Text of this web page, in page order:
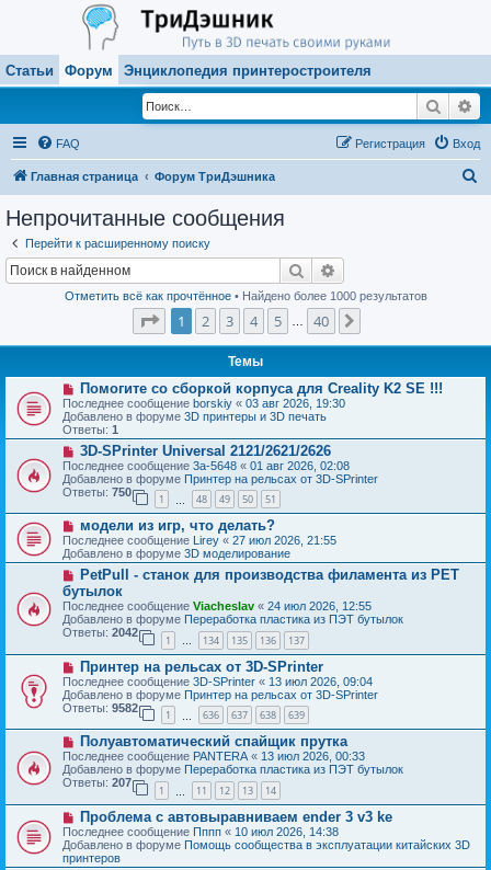
Статьи Форум Энциклопедия принтеростроителя
Поиск
FAQ Вход
Регистрация
Главная страница Форум ТриДэшника
Непрочитанные сообщения
Перейти к расширенному поиску
Поиск
Отметить всё как прочтённое• Найдено более 1000 результатов
Страница1 из
1 2 3 4 5 40
Темы
Н
о
в
о
е
с
о
о
б
е
н
и
е
Помогите со сборкой корпуса для Creality K2 SE !!!
Последнее сообщение borskiy « 03 авг 2026, 19:30
Добавлено в форуме 3D принтеры и 3D печать
Ответы: 1
Н
о
в
о
е
с
о
о
б
щ
е
н
и
е
3D-SPrinter Universal 2121/2621/2626
Последнее сообщение 3a-5648 « 01 авг 2026, 02:08
Добавлено в форуме Принтер на рельсах от 3D-SPrinter
Ответы: 750
1 48 49 50 51
Н
о
в
о
с
о
о
б
щ
е
и
е
модели из игр, что делать?
Последнее сообщение Lirey « 27 июл 2026, 21:55
Добавлено в форуме 3D моделирование
Н
в
о
е
с
о
б
щ
е
н
и
PetPull - cтанок для производства филамента из PET
бутылок
Последнее сообщение Viacheslav « 24 июл 2026, 12:55
Добавлено в форуме Переработка пластика из ПЭТ бутылок
Ответы: 2042
1 … 134 135 136 137
Н
о
в
о
е
с
о
б
щ
н
и
е
Принтер на рельсах от 3D-SPrinter
Последнее сообщение 3D-SPrinter « 13 июл 2026, 09:04
Добавлено в форуме Принтер на рельсах от 3D-SPrinter
Ответы: 9582
1 636 637 638 639
Н
о
в
о
с
о
б
щ
Полуавтоматический спайщик прутка
Последнее сообщение PANTERA« 13 июл 2026, 00:33
Добавлено в форуме Переработка пластика из ПЭТ бутылок
Ответы: 207
1 11 12 13 14
Н
о
в
о
е
Проблема с автовыравниваем ender 3 v3 ke
Последнее сообщение Пппп « 10 июл 2026, 14:38
Добавлено в форуме Помощь сообщества в эксплуатации китайских 3D
принтеров